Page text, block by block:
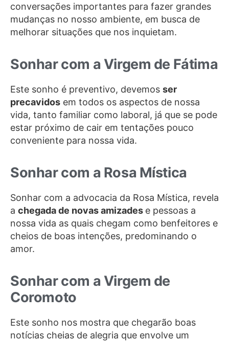
conversações importantes para fazer grandes
mudanças no nosso ambiente, em busca de
melhorar situações que nos inquietam.
Sonhar com a Virgem de Fátima
Este sonho é preventivo, devemos ser
precavidos em todos os aspectos de nossa
vida, tanto familiar como laboral, já que se pode
estar próximo de cair em tentações pouco
conveniente para nossa vida.
Sonhar com a Rosa Mística
Sonhar com a advocacia da Rosa Mística, revela
a chegada de novas amizades e pessoas a
nossa vida as quais chegam como benfeitores e
cheios de boas intenções, predominando o
amor.
Sonhar com a Virgem de
Coromoto
Este sonho nos mostra que chegarão boas
notícias cheias de alegria que envolve um